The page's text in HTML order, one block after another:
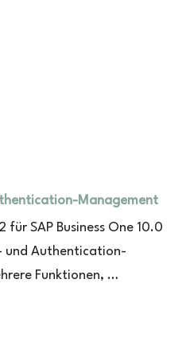
Management
SAP Business One 10.0
und Authentication-
Funktionen, …